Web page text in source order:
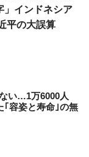
」インドネシア
平の大誤算
い…1万6000人
｢容姿と寿命｣の無